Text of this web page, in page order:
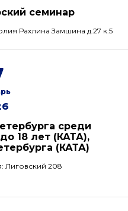
семинар
Рахлина Замшина д.27 к.5
среди
18 лет (КАТА),
(КАТА)
Лиговский 208